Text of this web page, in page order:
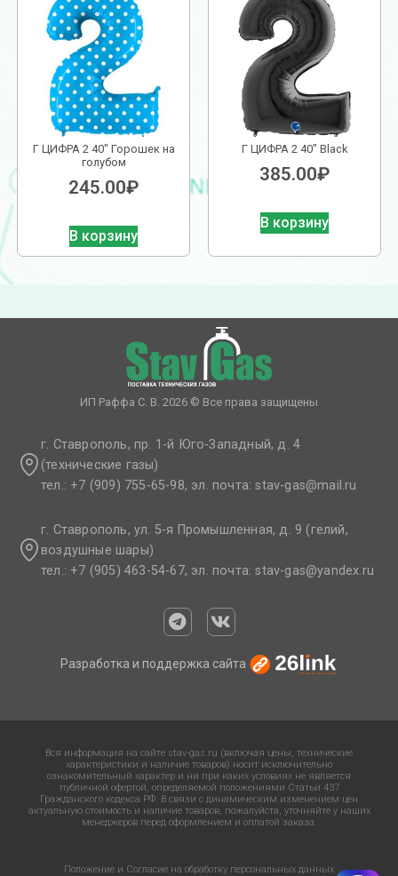
Г ЦИФРА 2 40″ Горошек на
голубом
245.00₽
В корзину
Г ЦИФРА 2 40″ Black
385.00₽
В корзину
ИП Раффа С. В. 2026 © Все права защищены
г. Ставрополь, пр. 1-й Юго-Западный, д. 4
(технические газы)
тел.: +7 (909) 755-65-98, эл. почта: stav-gas@mail.ru​
г. Ставрополь, ул. 5-я Промышленная, д. 9 (гелий,
воздушные шары)
тел.: +7 (905) 463-54-67, эл. почта: stav-gas@yandex.ru​
Разработка и поддержка сайта
Вся информация на сайте stav-gas.ru (включая цены, технические
характеристики и наличие товаров) носит исключительно
ознакомительный характер и ни при каких условиях не является
публичной офертой, определяемой положениями Статьи 437
Гражданского кодекса РФ. В связи с динамическим изменением цен
актуальную стоимость и наличие товаров, пожалуйста, уточняйте у наших
менеджеров перед оформлением и оплатой заказа.
Положение и Согласие на обработку персональных данных